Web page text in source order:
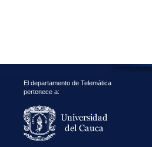
El departamento de Telemática
pertenece a: